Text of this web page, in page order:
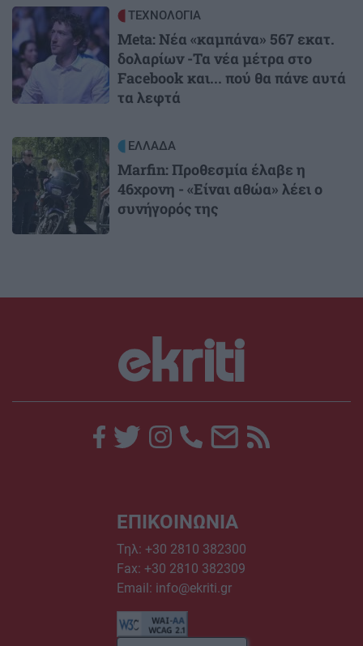
Image ΤΕΧΝΟΛΟΓΙΑ
Meta: Νέα «καμπάνα» 567 εκατ.
δολαρίων -Τα νέα μέτρα στο
Facebook και... πού θα πάνε αυτά
τα λεφτά
Image ΕΛΛΑΔΑ
Marfin: Προθεσμία έλαβε η
46χρονη - «Είναι αθώα» λέει ο
συνήγορός της
ΕΠΙΚΟΙΝΩΝΙΑ
Τηλ: +30 2810 382300
Fax: +30 2810 382309
Email: info@ekriti.gr